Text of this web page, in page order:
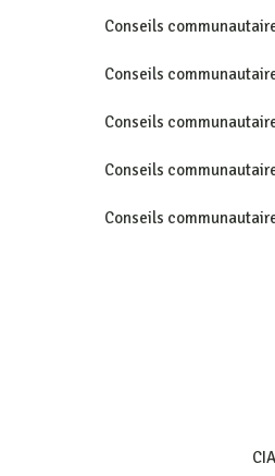
Conseils
Conseils
Conseils
Conseils
Conseils